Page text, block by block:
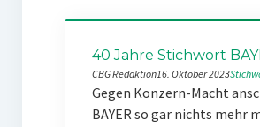
40 Jahre Stichwort
CBG Redaktion16. Oktober 2023
Gegen Konzern-Macht
BAYER so gar nichts mehr